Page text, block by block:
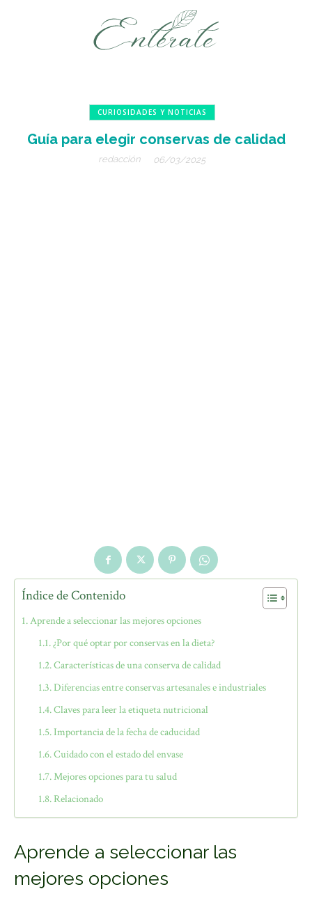
CURIOSIDADES Y NOTICIAS
Guía para elegir conservas de calidad
redacción 06/03/2025
Índice de Contenido
Aprende a seleccionar las mejores opciones
¿Por qué optar por conservas en la dieta?
Características de una conserva de calidad
Diferencias entre conservas artesanales e industriales
Claves para leer la etiqueta nutricional
Importancia de la fecha de caducidad
Cuidado con el estado del envase
Mejores opciones para tu salud
Relacionado
Aprende a seleccionar las
mejores opciones